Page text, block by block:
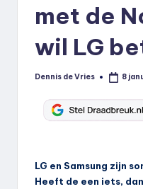
met de
wil LG
Geplaatst
Dennis de Vries 8
LG en Samsung zijn
Heeft de een iets,